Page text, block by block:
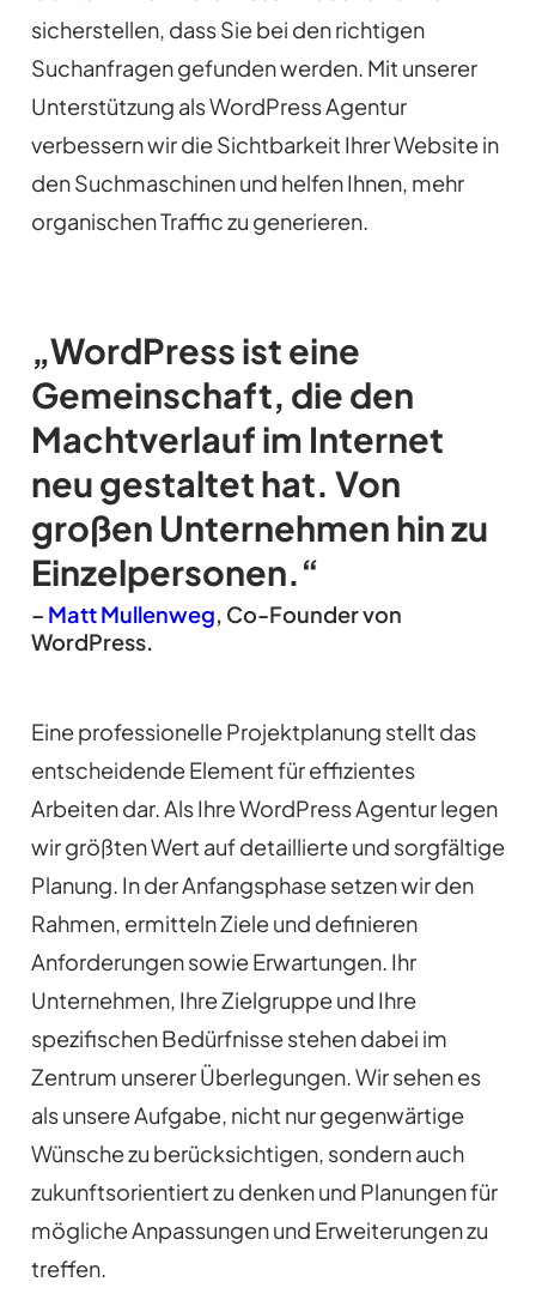
sicherstellen, dass Sie bei den richtigen
Suchanfragen gefunden werden. Mit unserer
Unterstützung als WordPress Agentur
verbessern wir die Sichtbarkeit Ihrer Website in
den Suchmaschinen und helfen Ihnen, mehr
organischen Traffic zu generieren.
„WordPress ist eine
Gemeinschaft, die den
Machtverlauf im Internet
neu gestaltet hat. Von
großen Unternehmen hin zu
Einzelpersonen.“
– Matt Mullenweg, Co-Founder von
WordPress.
Eine professionelle Projektplanung stellt das
entscheidende Element für effizientes
Arbeiten dar. Als Ihre WordPress Agentur legen
wir größten Wert auf detaillierte und sorgfältige
Planung. In der Anfangsphase setzen wir den
Rahmen, ermitteln Ziele und definieren
Anforderungen sowie Erwartungen. Ihr
Unternehmen, Ihre Zielgruppe und Ihre
spezifischen Bedürfnisse stehen dabei im
Zentrum unserer Überlegungen. Wir sehen es
als unsere Aufgabe, nicht nur gegenwärtige
Wünsche zu berücksichtigen, sondern auch
zukunftsorientiert zu denken und Planungen für
mögliche Anpassungen und Erweiterungen zu
treffen.